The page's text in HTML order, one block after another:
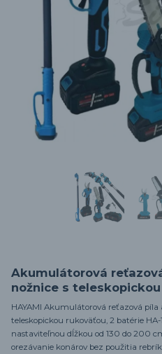
Akumulátorová
nožnice s
HAYAMI Akumulátorová reťazová
teleskopickou rukoväťou, 2 batérie
nastaviteľnou dĺžkou od 130 do 200
orezávanie konárov bez použitia